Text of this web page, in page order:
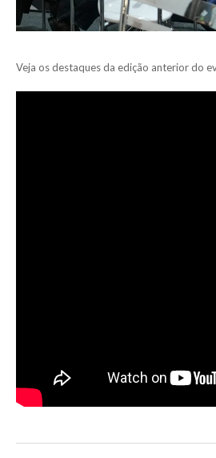
Veja os destaques da edição anterior do